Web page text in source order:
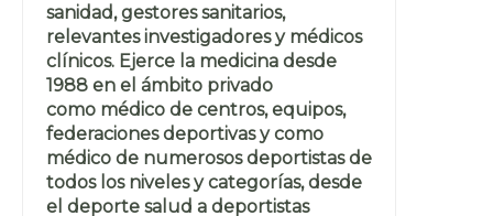
sanidad, gestores sanitarios,
relevantes investigadores y médicos
clínicos. Ejerce la medicina desde
1988 en el ámbito privado
como médico de centros, equipos,
federaciones deportivas y como
médico de numerosos deportistas de
todos los niveles y categorías, desde
el deporte salud a deportistas